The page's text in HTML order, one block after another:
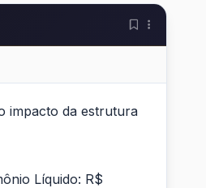
impacto da estrutura
Líquido: R$